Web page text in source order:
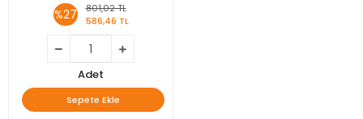
%27
801,02 TL
586,46 TL
Adet
Sepete Ekle